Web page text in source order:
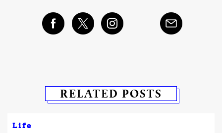
RELATED POSTS
Life